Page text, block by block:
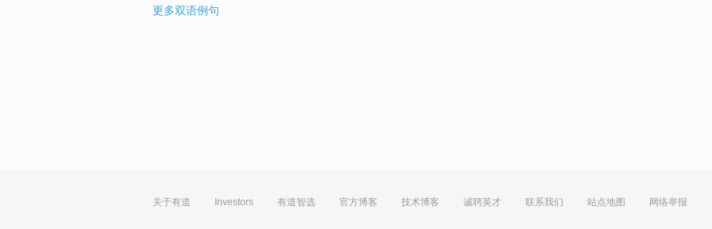
更多双语例句
关于有道 Investors 有道智选 官方博客 技术博客 诚聘英才 联系我们 站点地图 网络举报